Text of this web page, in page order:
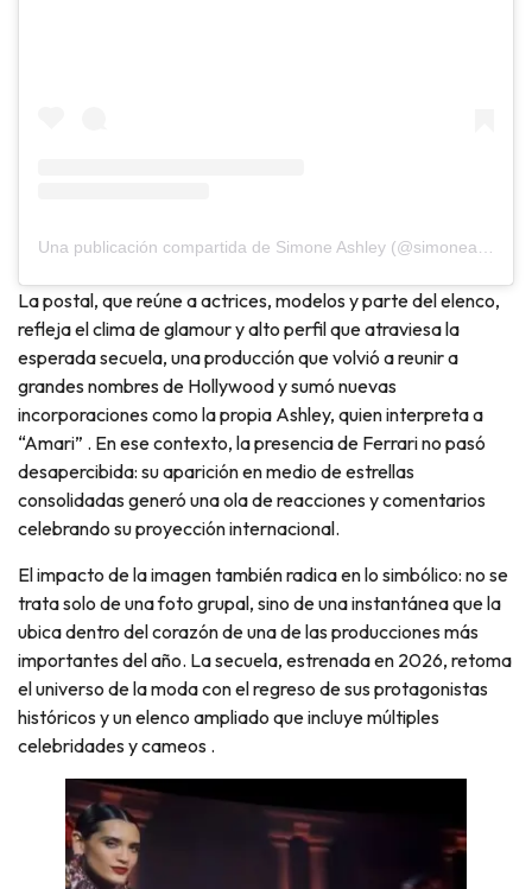
Una publicación compartida de Simone Ashley (@simoneashley)
La postal, que reúne a actrices, modelos y parte del elenco,
refleja el clima de glamour y alto perfil que atraviesa la
esperada secuela, una producción que volvió a reunir a
grandes nombres de Hollywood y sumó nuevas
incorporaciones como la propia Ashley, quien interpreta a
“Amari” . En ese contexto, la presencia de Ferrari no pasó
desapercibida: su aparición en medio de estrellas
consolidadas generó una ola de reacciones y comentarios
celebrando su proyección internacional.
El impacto de la imagen también radica en lo simbólico: no se
trata solo de una foto grupal, sino de una instantánea que la
ubica dentro del corazón de una de las producciones más
importantes del año. La secuela, estrenada en 2026, retoma
el universo de la moda con el regreso de sus protagonistas
históricos y un elenco ampliado que incluye múltiples
celebridades y cameos .